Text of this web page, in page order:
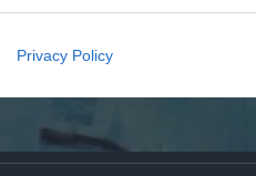
Privacy Policy